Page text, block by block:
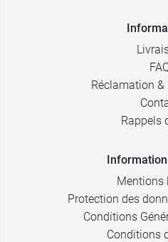
Réclamation
Rappels
Mentions
Protection des
Conditions
Conditions